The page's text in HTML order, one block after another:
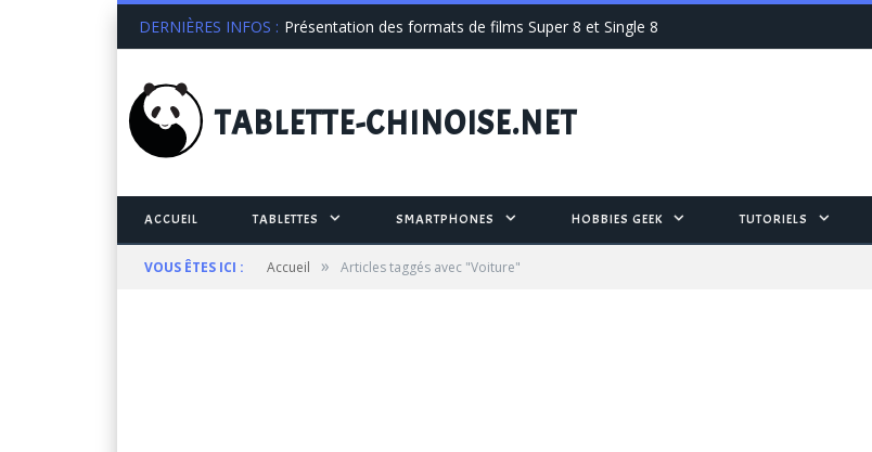
DERNIÈRES INFOS : Présentation des formats de films Super 8 et Single 8
TABLETTE-CHINOISE.NET
ACCUEIL TABLETTES SMARTPHONES HOBBIES GEEK TUTORIELS
VOUS ÊTES ICI : Accueil » Articles taggés avec "Voiture"